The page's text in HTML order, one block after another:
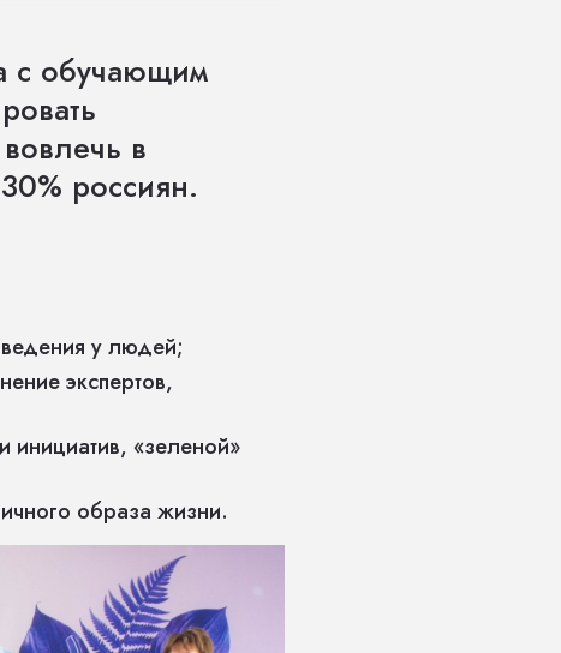
с обучающим
в
россиян.
у людей;
экспертов,
инициатив, «зеленой»
образа жизни.